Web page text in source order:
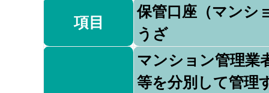
項目
保管口座（マン
うざ
マンション管理業
等を分別して管理